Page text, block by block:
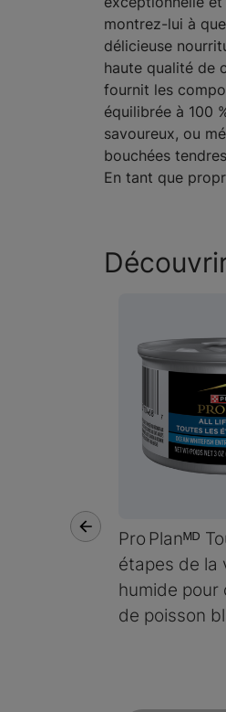
montrez-lui à
délicieuse
haute qualité de
fournit les
équilibrée à 100
savoureux, ou
bouchées
En tant que
Pro Planᴹᴰ
étapes de la
humide pour
de poisson